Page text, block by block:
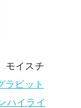
モイスチ
ラビット
ハイライ